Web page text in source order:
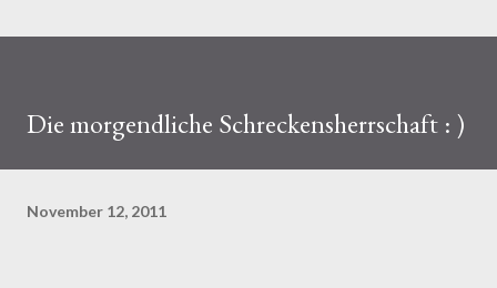
Die morgendliche Schreckensherrschaft : )
November 12, 2011